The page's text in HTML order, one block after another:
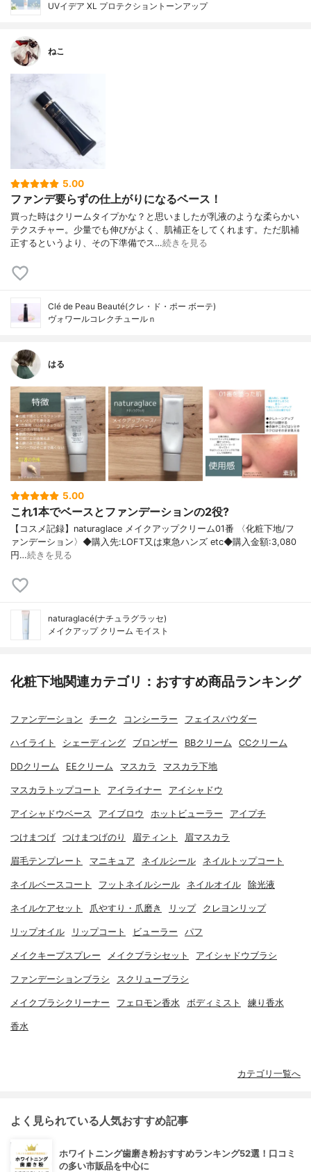
UVイデア XL プロテクショントーンアップ
ねこ
5.00
ファンデ要らずの仕上がりになるベース！
買った時はクリームタイプかな？と思いましたが乳液のような柔らかい
テクスチャー。少量でも伸びがよく、肌補正をしてくれます。ただ肌補
正するというより、その下準備でス…続きを見る
Clé de Peau Beauté(クレ・ド・ポー ボーテ)
ヴォワールコレクチュールｎ
はる
5.00
これ1本でベースとファンデーションの2役?
【コスメ記録】naturaglace メイクアップクリーム01番 〈化粧下地/フ
ァンデーション〉◆購入先:LOFT又は東急ハンズ etc◆購入金額:3,080
円…続きを見る
naturaglacé(ナチュラグラッセ)
メイクアップ クリーム モイスト
化粧下地関連カテゴリ：おすすめ商品ランキング
ファンデーション チーク コンシーラー フェイスパウダー
ハイライト シェーディング ブロンザー BBクリーム CCクリーム
DDクリーム EEクリーム マスカラ マスカラ下地
マスカラトップコート アイライナー アイシャドウ
アイシャドウベース アイブロウ ホットビューラー アイプチ
つけまつげ つけまつげのり 眉ティント 眉マスカラ
眉毛テンプレート マニキュア ネイルシール ネイルトップコート
ネイルベースコート フットネイルシール ネイルオイル 除光液
ネイルケアセット 爪やすり・爪磨き リップ クレヨンリップ
リップオイル リップコート ビューラー パフ
メイクキープスプレー メイクブラシセット アイシャドウブラシ
ファンデーションブラシ スクリューブラシ
メイクブラシクリーナー フェロモン香水 ボディミスト 練り香水
香水
カテゴリ一覧へ
よく見られている人気おすすめ記事
ホワイトニング歯磨き粉おすすめランキング52選！口コミ
の多い市販品を中心に